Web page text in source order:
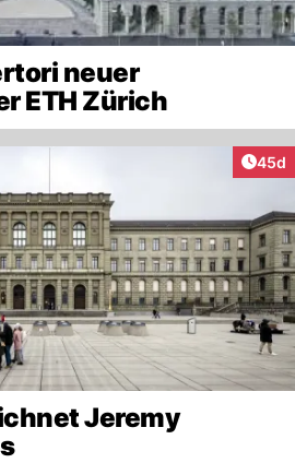
neuer
ETH Zürich
45d
Jeremy